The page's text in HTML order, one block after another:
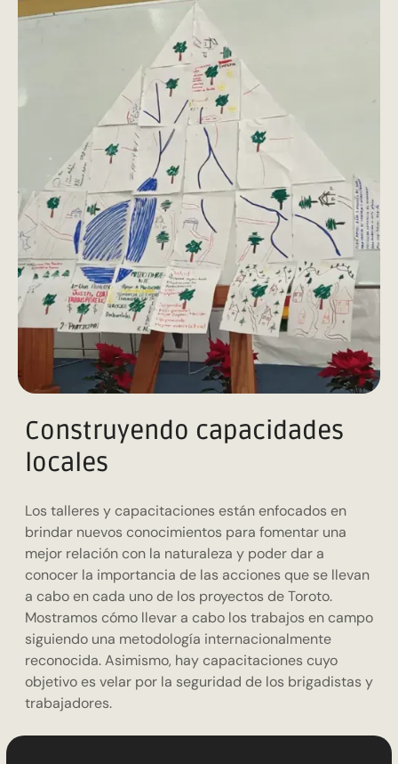
Construyendo capacidades
locales
Los talleres y capacitaciones están enfocados en
brindar nuevos conocimientos para fomentar una
mejor relación con la naturaleza y poder dar a
conocer la importancia de las acciones que se llevan
a cabo en cada uno de los proyectos de Toroto.
Mostramos cómo llevar a cabo los trabajos en campo
siguiendo una metodología internacionalmente
reconocida. Asimismo, hay capacitaciones cuyo
objetivo es velar por la seguridad de los brigadistas y
trabajadores.